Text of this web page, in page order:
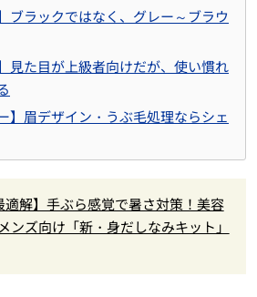
ブラックではなく、グレー～ブラウ
見た目が上級者向けだが、使い慣れ
】眉デザイン・うぶ毛処理ならシェ
適解】手ぶら感覚で暑さ対策！美容
ンズ向け「新・身だしなみキット」